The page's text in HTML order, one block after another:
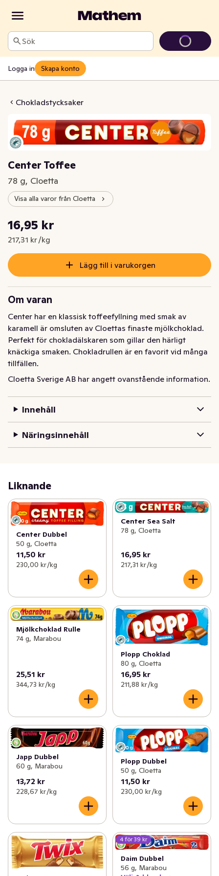
Sök
Logga in Skapa konto
Chokladstycksaker
Toffee
Center Toffee
78 g, Cloetta
Visa alla varor från Cloetta
Nuvarande pris är: 16,95 kr
16,95 kr
217,31 kr /kg
Styckpris: 217,31 kr /kg
Lägg till i varukorgen
Om varan
Center har en klassisk toffeefyllning med smak av
karamell är omsluten av Cloettas finaste mjölkchoklad.
Perfekt för chokladälskaren som gillar den härligt
knäckiga smaken. Chokladrullen är en favorit vid många
tillfällen.
Cloetta Sverige AB har angett ovanstående information.
Innehåll
Näringsinnehåll
Liknande
Center Dubbel
50 g, Cloetta
11,50 kr
230,00 kr /kg
Center Sea Salt
78 g, Cloetta
16,95 kr
217,31 kr /kg
Mjölkchoklad Rulle
74 g, Marabou
25,51 kr
344,73 kr /kg
Plopp Choklad
80 g, Cloetta
16,95 kr
211,88 kr /kg
Japp Dubbel
60 g, Marabou
13,72 kr
228,67 kr /kg
Plopp Dubbel
50 g, Cloetta
11,50 kr
230,00 kr /kg
4 för 39 kr
Daim Dubbel
56 g, Marabou